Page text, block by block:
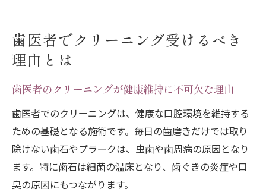
グで解決
クリーニングで得られる清潔感と見た目の
向上
歯医者クリーニングの理想的な頻度とは
クリーニングは何ヶ月おきが効果的かを紹
介
定期的なクリーニングで健康を維持するコ
歯医者でクリーニング受けるべき
理由とは
歯医者のクリーニングが健康維持に不可欠な理由
歯医者でのクリーニングは、健康な口腔環境を維持する
ための基礎となる施術です。毎日の歯磨きだけでは取り
除けない歯石やプラークは、虫歯や歯周病の原因となり
ます。特に歯石は細菌の温床となり、歯ぐきの炎症や口
臭の原因にもつながります。